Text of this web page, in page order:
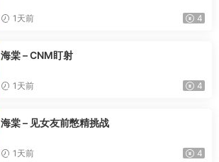
1天前 4
海棠 – CNM盯射
1天前 4
海棠 – 见女友前憋精挑战
1天前 4